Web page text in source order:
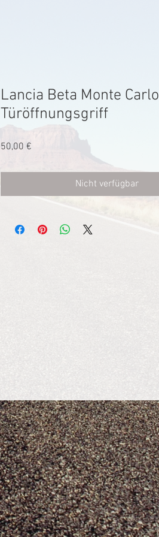
Lancia Beta Monte Carlo
Türöffnungsgriff
50,00 €
Nicht verfügbar